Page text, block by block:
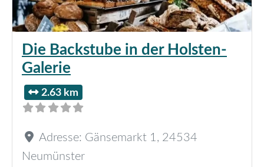
Die Backstube in der Holsten-
Galerie
2.63 km
Adresse: Gänsemarkt 1, 24534
Neumünster